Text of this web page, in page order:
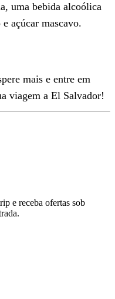
uma bebida alcoólica
açúcar mascavo.
mais e entre em
viagem a El Salvador!
e receba ofertas sob